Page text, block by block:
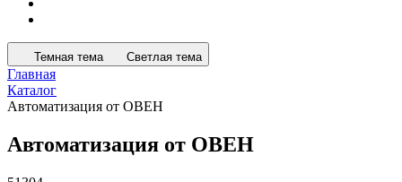
Темная тема Светлая тема
Главная
Каталог
Автоматизация от ОВЕН
Автоматизация от ОВЕН